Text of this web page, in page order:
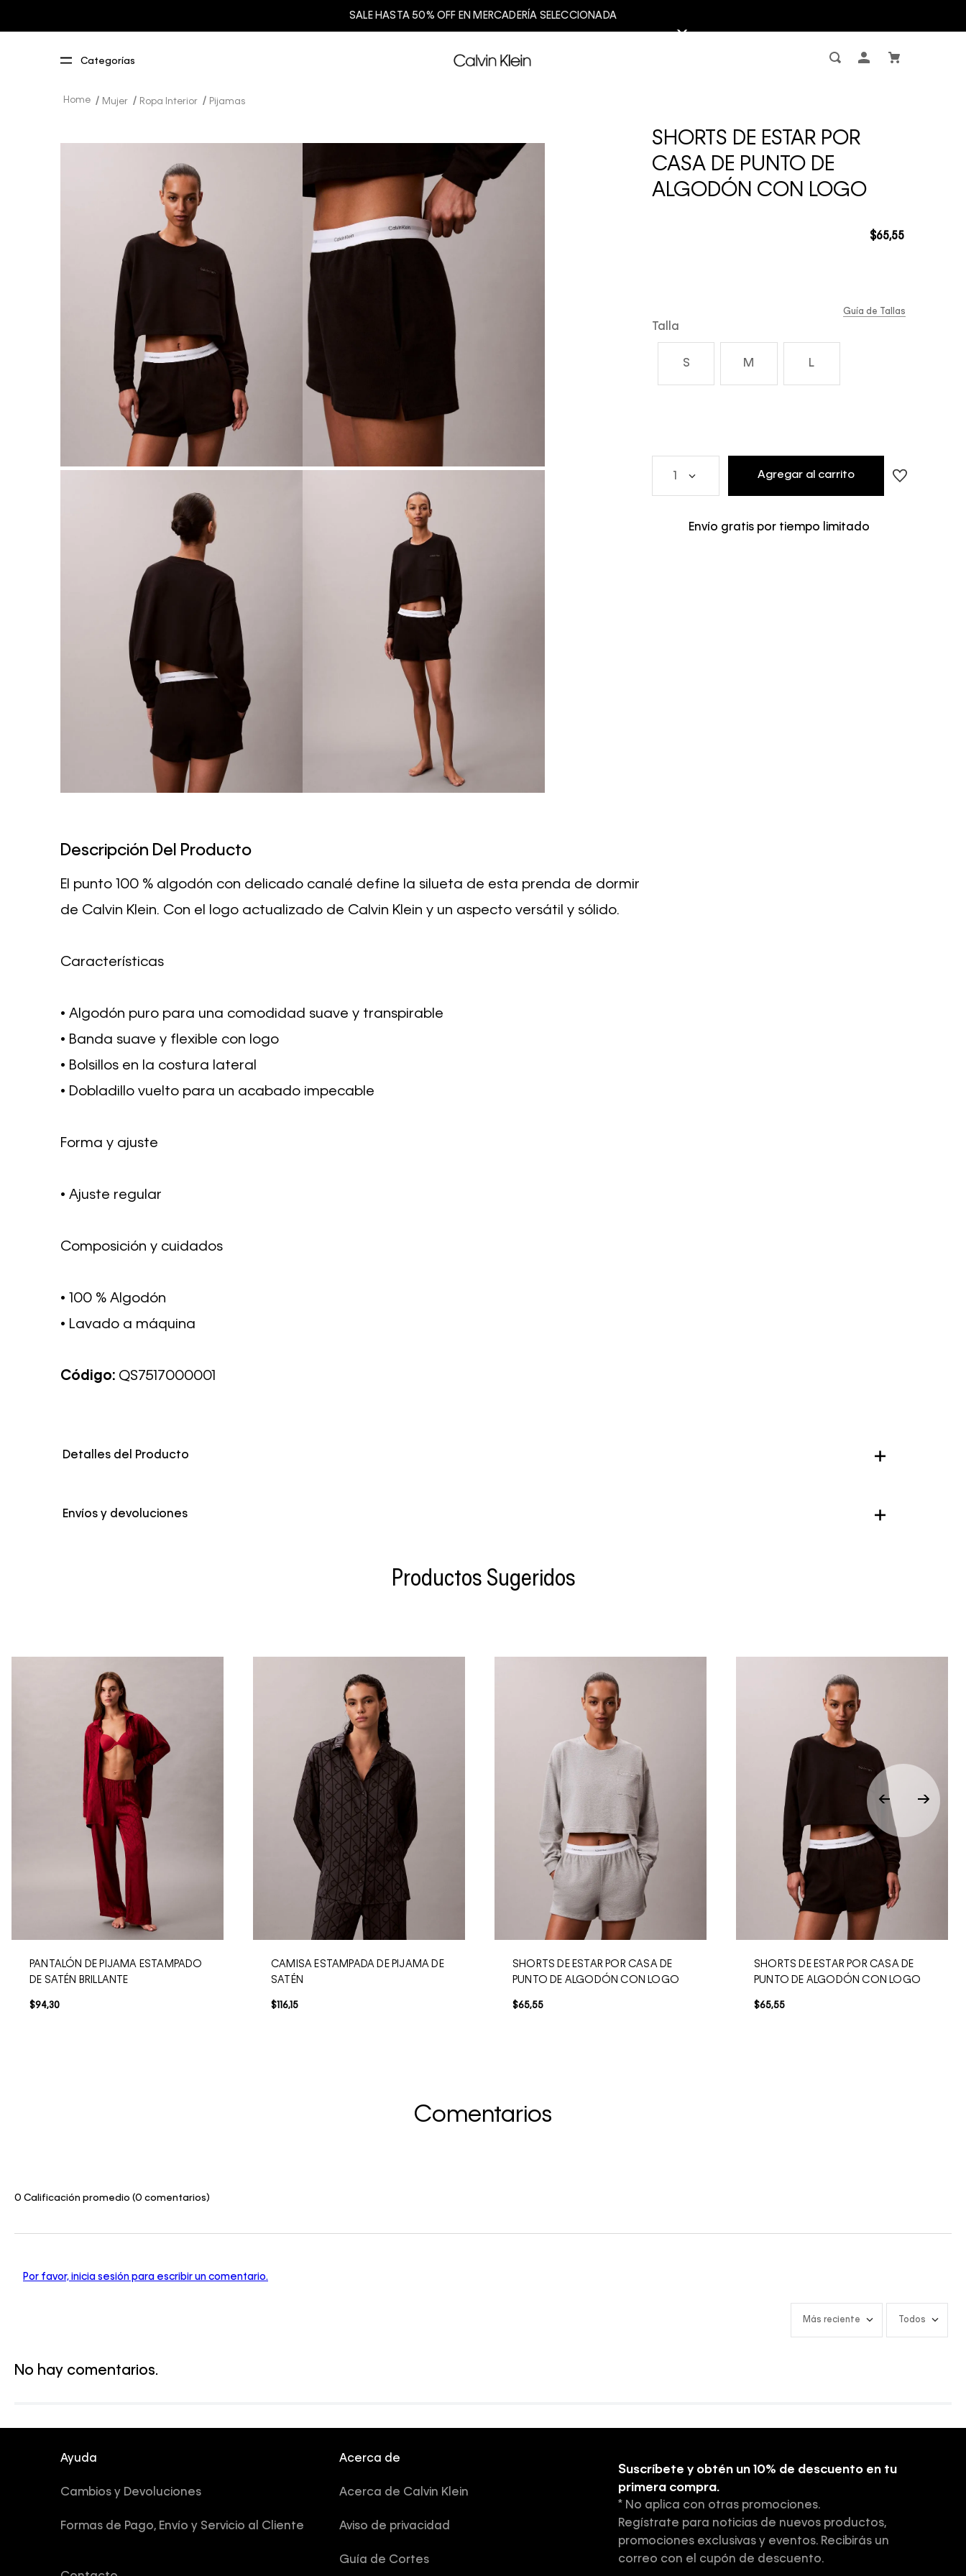
SALE HASTA 50% OFF EN MERCADERÍA SELECCIONADA
Mujer Ropa Interior Pijamas
SHORTS DE ESTAR POR
CASA DE PUNTO DE
ALGODÓN CON LOGO
$65,55
Talla
S M L
Guía de Tallas
Agregar al carrito
Envío gratis por tiempo limitado
Descripción Del Producto
El punto 100 % algodón con delicado canalé define la silueta de esta prenda de dormir
de Calvin Klein. Con el logo actualizado de Calvin Klein y un aspecto versátil y sólido.
Características
• Algodón puro para una comodidad suave y transpirable
• Banda suave y flexible con logo
• Bolsillos en la costura lateral
• Dobladillo vuelto para un acabado impecable
Forma y ajuste
• Ajuste regular
Composición y cuidados
• 100 % Algodón
• Lavado a máquina
Código: QS7517000001
Detalles del Producto
Color Negro
Envíos y devoluciones
Productos Sugeridos
PANTALÓN DE PIJAMA ESTAMPADO
DE SATÉN BRILLANTE
$94,30
CAMISA ESTAMPADA DE PIJAMA DE
SATÉN
$116,15
SHORTS DE ESTAR POR CASA DE
PUNTO DE ALGODÓN CON LOGO
$65,55
SHORTS DE ESTAR POR CASA DE
PUNTO DE ALGODÓN CON LOGO
$65,55
Comentarios
0 Calificación promedio (0 comentarios)
Por favor, inicia sesión para escribir un comentario.
Más reciente Todos
No hay comentarios.
Ayuda
Cambios y Devoluciones
Formas de Pago, Envío y Servicio al Cliente
Acerca de
Acerca de Calvin Klein
Aviso de privacidad
Guía de Cortes
Suscríbete y obtén un 10% de descuento en tu
primera compra.
* No aplica con otras promociones.
Regístrate para noticias de nuevos productos,
promociones exclusivas y eventos. Recibirás un
correo con el cupón de descuento.